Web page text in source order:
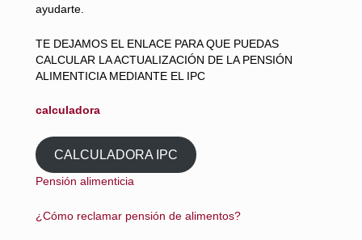
ayudarte.
TE DEJAMOS EL ENLACE PARA QUE PUEDAS
CALCULAR LA ACTUALIZACIÓN DE LA PENSIÓN
ALIMENTICIA MEDIANTE EL IPC
calculadora
CALCULADORA IPC
Pensión alimenticia
¿Cómo reclamar pensión de alimentos?